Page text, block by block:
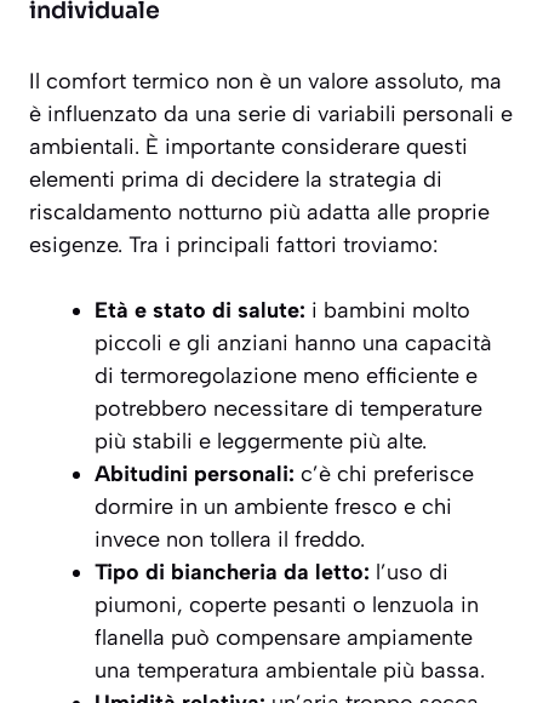
individuale
Il comfort termico non è un valore assoluto, ma
è influenzato da una serie di variabili personali e
ambientali. È importante considerare questi
elementi prima di decidere la strategia di
riscaldamento notturno più adatta alle proprie
esigenze. Tra i principali fattori troviamo:
Età e stato di salute: i bambini molto
piccoli e gli anziani hanno una capacità
di termoregolazione meno efficiente e
potrebbero necessitare di temperature
più stabili e leggermente più alte.
Abitudini personali: c’è chi preferisce
dormire in un ambiente fresco e chi
invece non tollera il freddo.
Tipo di biancheria da letto: l’uso di
piumoni, coperte pesanti o lenzuola in
flanella può compensare ampiamente
una temperatura ambientale più bassa.